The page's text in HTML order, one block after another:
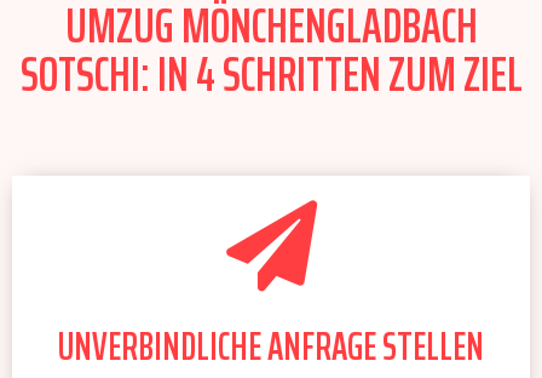
UMZUG MÖNCHENGLADBACH
SOTSCHI: IN 4 SCHRITTEN ZUM ZIEL
UNVERBINDLICHE ANFRAGE STELLEN